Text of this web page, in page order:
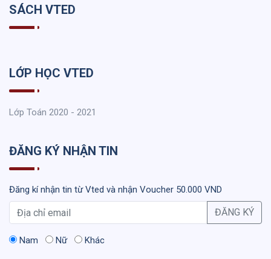
SÁCH VTED
LỚP HỌC VTED
Lớp Toán 2020 - 2021
ĐĂNG KÝ NHẬN TIN
Đăng kí nhận tin từ Vted và nhận Voucher 50.000 VND
ĐĂNG KÝ
Nam Nữ Khác